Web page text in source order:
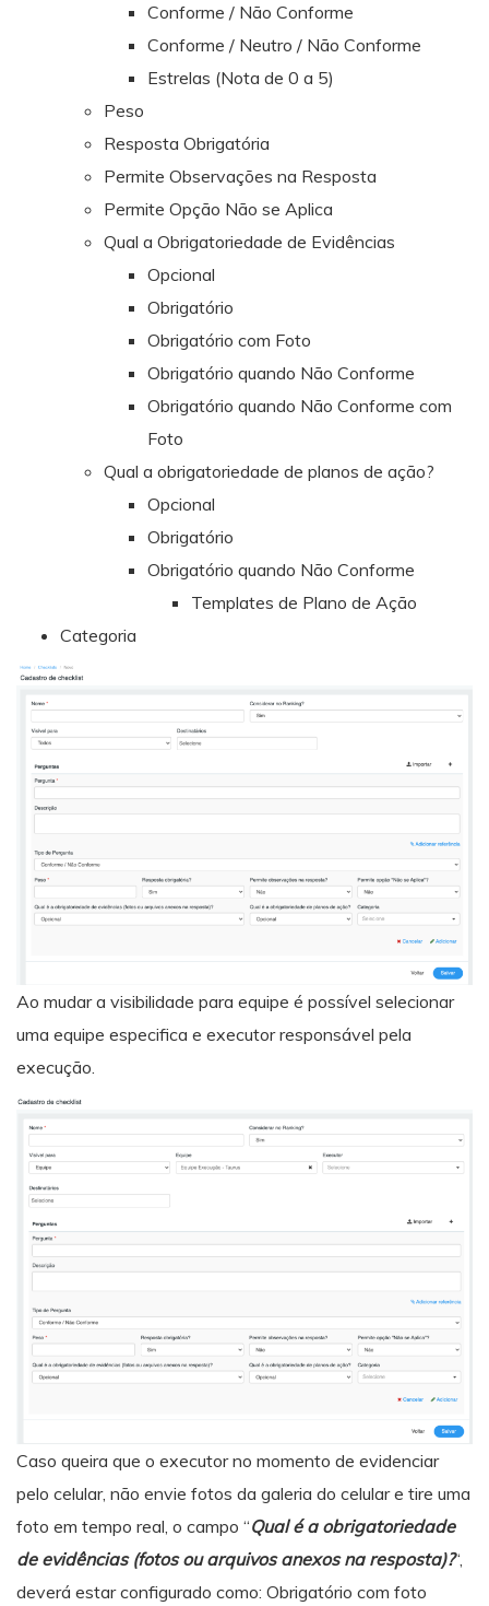
Conforme / Não Conforme
Conforme / Neutro / Não Conforme
Estrelas (Nota de 0 a 5)
Peso
Resposta Obrigatória
Permite Observações na Resposta
Permite Opção Não se Aplica
Qual a Obrigatoriedade de Evidências
Opcional
Obrigatório
Obrigatório com Foto
Obrigatório quando Não Conforme
Obrigatório quando Não Conforme com
Foto
Qual a obrigatoriedade de planos de ação?
Opcional
Obrigatório
Obrigatório quando Não Conforme
Templates de Plano de Ação
Categoria
Ao mudar a visibilidade para equipe é possível selecionar
uma equipe especifica e executor responsável pela
execução.
Caso queira que o executor no momento de evidenciar
pelo celular, não envie fotos da galeria do celular e tire uma
foto em tempo real, o campo “Qual é a obrigatoriedade
de evidências (fotos ou arquivos anexos na resposta)?“,
deverá estar configurado como: Obrigatório com foto